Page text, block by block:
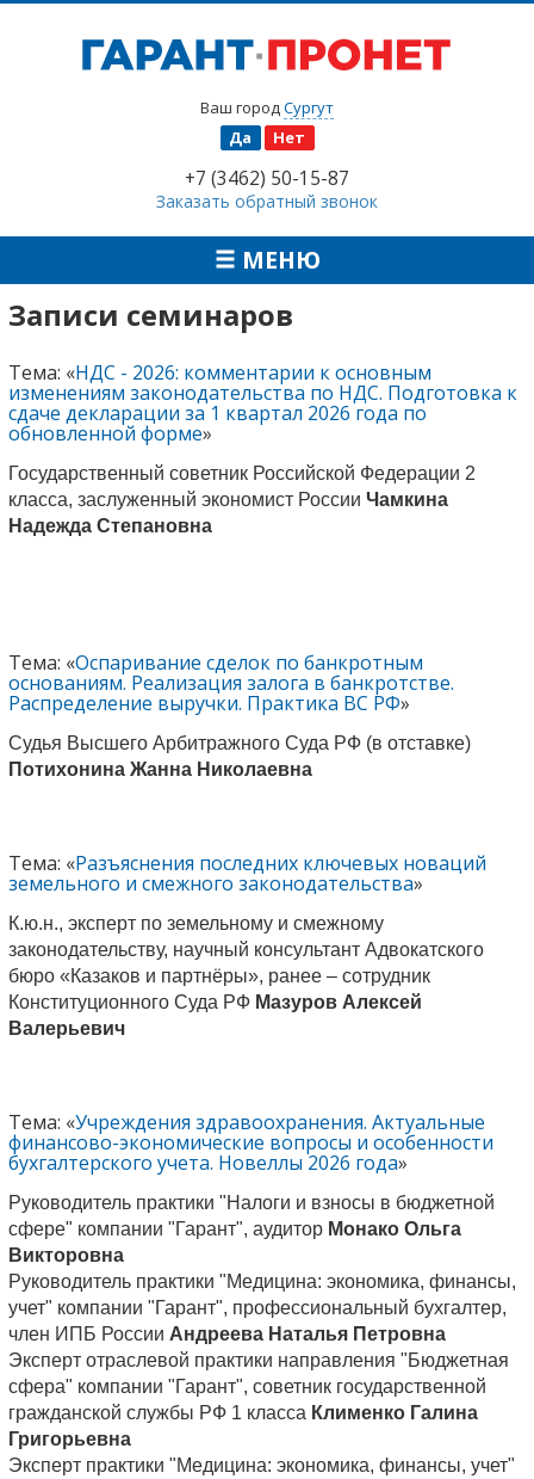
Ваш город Сургут
Да
Нет
+7 (3462) 50-15-87
Заказать обратный звонок
МЕНЮ
Записи семинаров
Тема: «НДС - 2026: комментарии к основным
изменениям законодательства по НДС. Подготовка к
сдаче декларации за 1 квартал 2026 года по
обновленной форме»
Государственный советник Российской Федерации 2
класса, заслуженный экономист России Чамкина
Надежда Степановна
Тема: «Оспаривание сделок по банкротным
основаниям. Реализация залога в банкротстве.
Распределение выручки. Практика ВС РФ»
Судья Высшего Арбитражного Суда РФ (в отставке)
Потихонина Жанна Николаевна
Тема: «Разъяснения последних ключевых новаций
земельного и смежного законодательства»
К.ю.н., эксперт по земельному и смежному
законодательству, научный консультант Адвокатского
бюро «Казаков и партнёры», ранее – сотрудник
Конституционного Суда РФ Мазуров Алексей
Валерьевич
Тема: «Учреждения здравоохранения. Актуальные
финансово-экономические вопросы и особенности
бухгалтерского учета. Новеллы 2026 года»
Руководитель практики "Налоги и взносы в бюджетной
сфере" компании "Гарант", аудитор Монако Ольга
Викторовна
Руководитель практики "Медицина: экономика, финансы,
учет" компании "Гарант", профессиональный бухгалтер,
член ИПБ России Андреева Наталья Петровна
Эксперт отраслевой практики направления "Бюджетная
сфера" компании "Гарант", советник государственной
гражданской службы РФ 1 класса Клименко Галина
Григорьевна
Эксперт практики "Медицина: экономика, финансы, учет"